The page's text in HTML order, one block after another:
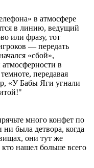
в атмосфере
в линию, ведущий
или фразу, тот
— передать
«сбой»,
в
передавая
«У Бабы Яги угнали
много конфет по
была детвора, когда
они тут же
нашел больше всего